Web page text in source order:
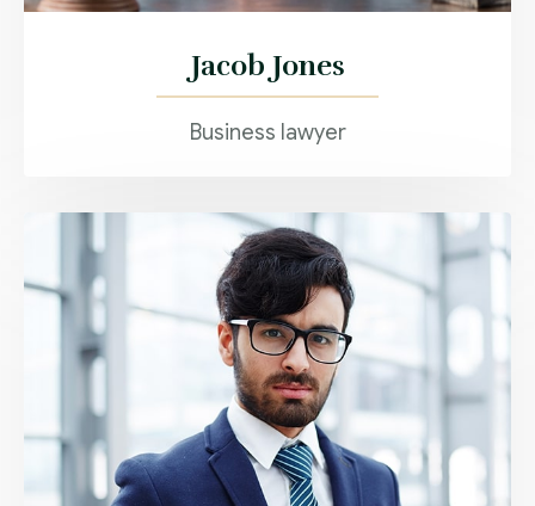
Jacob Jones
Business lawyer